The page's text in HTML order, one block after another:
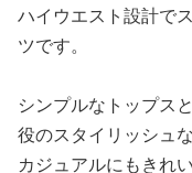
ハイウエスト設計で
ツです。
シンプルなトップス
役のスタイリッシュ
カジュアルにもきれ